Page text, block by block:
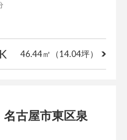
46.44㎡ （14.04坪）
古屋市東区泉